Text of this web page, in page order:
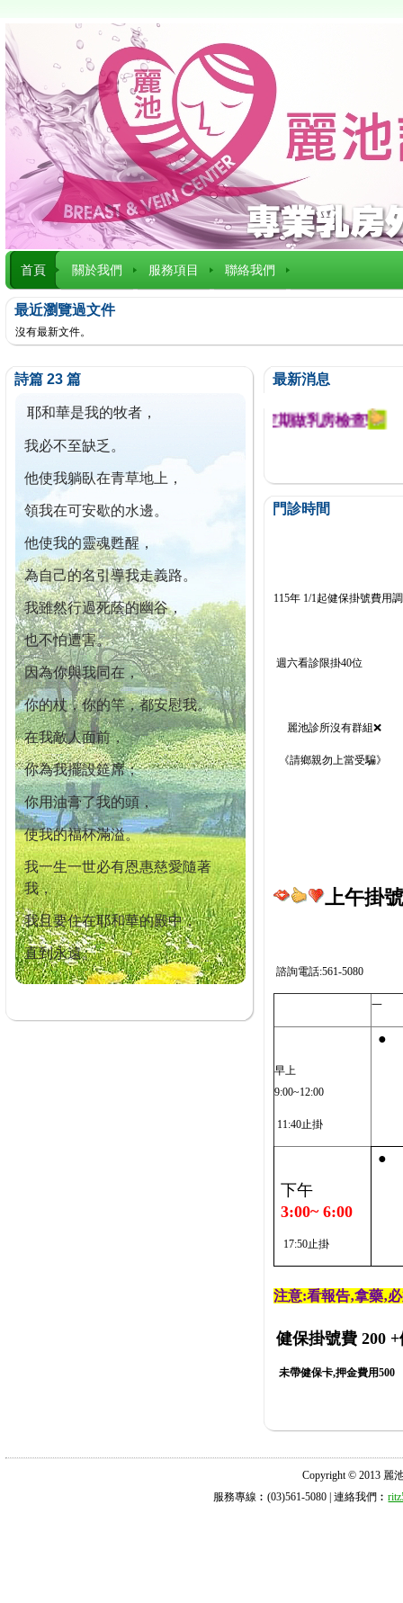
首頁 關於我們 服務項目 聯絡我們
最近瀏覽過文件
沒有最新文件。
詩篇 23 篇
耶和華是我的牧者，
我必不至缺乏。
他使我躺臥在青草地上，
領我在可安歇的水邊。
他使我的靈魂甦醒，
為自己的名引導我走義路。
我雖然行過死蔭的幽谷，
也不怕遭害。
因為你與我同在，
你的杖，你的竿，都安慰我。
在我敵人面前，
你為我擺設筵席；
你用油膏了我的頭，
使我的福杯滿溢。
我一生一世必有恩惠慈愛隨著
我，
我且要住在耶和華的殿中，
直到永遠。
最新消息
迄今已篩檢出1700位乳癌患者,提醒您定期做乳房檢查!
門診時間
115年 1/1起健保掛號費用
週六看診限掛40位
麗池診所沒有群組❌
《請鄉親勿上當受騙》
上午掛
諮詢電話:561-5080
一
早上
9:00~12:00
11:40止掛
●
下午
3:00~ 6:00
17:50止掛
●
注意:看報告‚拿藥‚
健保掛號費 200 +
未帶健保卡,押金費用500
Copyright © 2013 麗
服務專線︰(03)561-5080 | 連絡我們︰